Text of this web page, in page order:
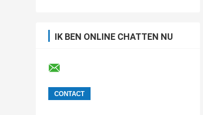
IK BEN ONLINE CHATTEN NU